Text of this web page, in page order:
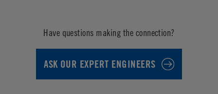
Have questions making the connection?
ASK OUR EXPERT ENGINEERS